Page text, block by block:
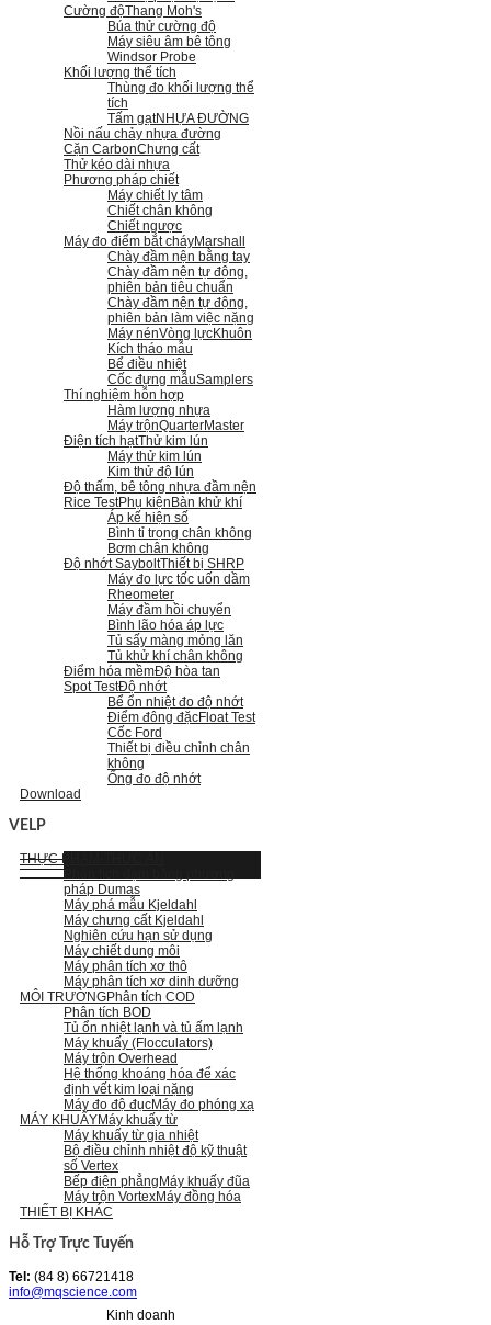
Cường độThang Moh's
Búa thử cường độ
Máy siêu âm bê tông
Windsor Probe
Khối lượng thể tích
Thùng đo khối lượng thể
tích
Tấm gạtNHỰA ĐƯỜNG
Nồi nấu chảy nhựa đường
Cặn CarbonChưng cất
Thử kéo dài nhựa
Phương pháp chiết
Máy chiết ly tâm
Chiết chân không
Chiết ngược
Máy đo điểm bắt cháyMarshall
Chày đầm nện bằng tay
Chày đầm nện tự động,
phiên bản tiêu chuẩn
Chày đầm nện tự động,
phiên bản làm việc nặng
Máy nénVòng lựcKhuôn
Kích tháo mẫu
Bể điều nhiệt
Cốc đựng mẫuSamplers
Thí nghiệm hỗn hợp
Hàm lượng nhựa
Máy trộnQuarterMaster
Điện tích hạtThử kim lún
Máy thử kim lún
Kim thử độ lún
Độ thấm, bê tông nhựa đầm nện
Rice TestPhụ kiện Bàn khử khí
Áp kế hiện số
Bình tỉ trọng chân không
Bơm chân không
Độ nhớt SayboltThiết bị SHRP
Máy đo lực tốc uốn dầm
Rheometer
Máy đầm hồi chuyển
Bình lão hóa áp lực
Tủ sấy màng mỏng lăn
Tủ khử khí chân không
Điểm hóa mềmĐộ hòa tan
Spot TestĐộ nhớt
Bể ổn nhiệt đo độ nhớt
Điểm đông đặcFloat Test
Cốc Ford
Thiết bị điều chỉnh chân
không
Ống đo độ nhớt
Download
VELP
THỰC PHẨM-THỨC ĂN
pháp Dumas
Máy phá mẫu Kjeldahl
Máy chưng cất Kjeldahl
Nghiên cứu hạn sử dụng
Máy chiết dung môi
Máy phân tích xơ thô
Máy phân tích xơ dinh dưỡng
MÔI TRƯỜNGPhân tích COD
Phân tích BOD
Tủ ổn nhiệt lạnh và tủ ấm lạnh
Máy khuấy (Flocculators)
Máy trộn Overhead
Hệ thống khoáng hóa để xác
định vết kim loại nặng
Máy đo độ đụcMáy đo phóng xạ
MÁY KHUẤYMáy khuấy từ
Máy khuấy từ gia nhiệt
Bộ điều chỉnh nhiệt độ kỹ thuật
số Vertex
Bếp điện phẳng Máy khuấy đũa
Máy trộn VortexMáy đồng hóa
THIẾT BỊ KHÁC
Hỗ Trợ Trực Tuyến
Tel: (84 8) 66721418
info@mqscience.com
Kinh doanh